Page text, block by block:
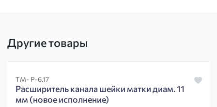
Другие товары
ТМ- Р-6.17
Расширитель канала шейки матки диам. 11
мм (новое исполнение)